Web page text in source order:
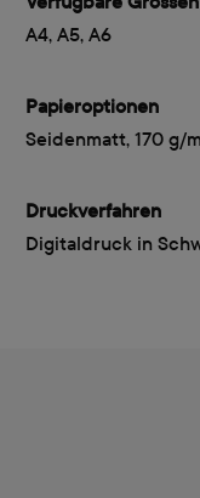
A4, A5, A6
Papieroptionen
Seidenmatt, 170 g/
Druckverfahren
Digitaldruck in